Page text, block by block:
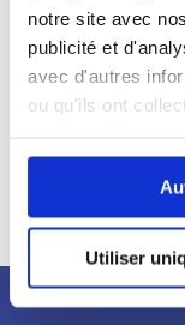
notre site avec
publicité et
avec d'autres
ou qu'ils ont
continuez à
Utiliser
de